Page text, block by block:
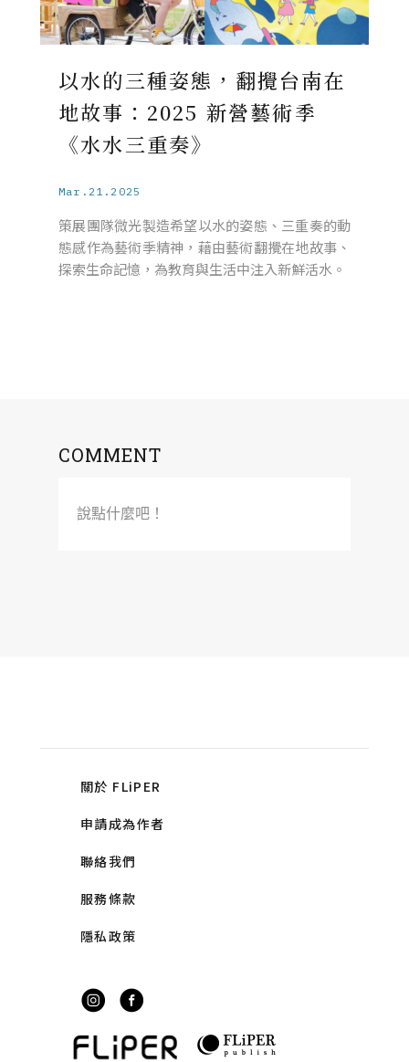
以水的三種姿態，翻攪台南在
地故事：2025 新營藝術季
《水水三重奏》
Mar.21.2025
策展團隊微光製造希望以水的姿態、三重奏的動
態感作為藝術季精神，藉由藝術翻攪在地故事、
探索生命記憶，為教育與生活中注入新鮮活水。
COMMENT
說點什麼吧！
關於 FLiPER
申請成為作者
聯絡我們
服務條款
隱私政策